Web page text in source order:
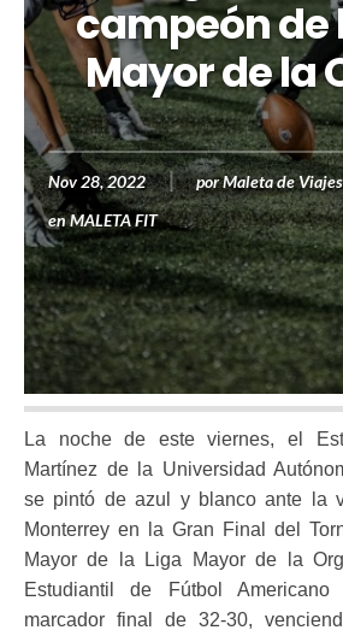
campeón de
Mayor de la
Nov 28, 2022 porMaleta de Viajes
enMALETA FIT
La noche de este viernes, el
Martínez de la Universidad
se pintó de azul y blanco ante la
Monterrey en la Gran Final del
Mayor de la Liga Mayor de la
Estudiantil de Fútbol
marcador final de 32-30,